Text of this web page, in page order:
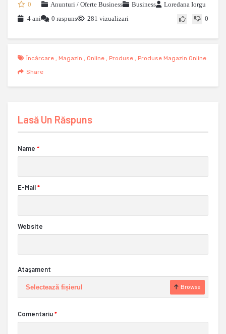
0 Anunturi / Oferte Business Business
Loredana Iorgu
4 ani
0 raspuns 281 vizualizari 0
Încărcare , Magazin , Online , Produse , Produse Magazin Online
Share
Lasă Un Răspuns
Name *
E-Mail*
Website
Ataşament
Selectează fișierul Browse
Comentariu*